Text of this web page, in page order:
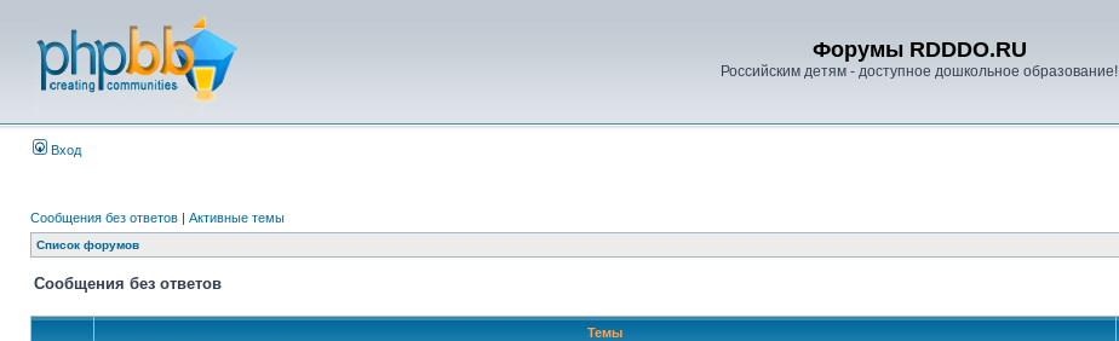
Форумы RDDDO.RU
Российским детям - доступное дошкольное образование!
Вход
Сообщения без ответов | Активные темы
Список форумов
Сообщения без ответов
Темы